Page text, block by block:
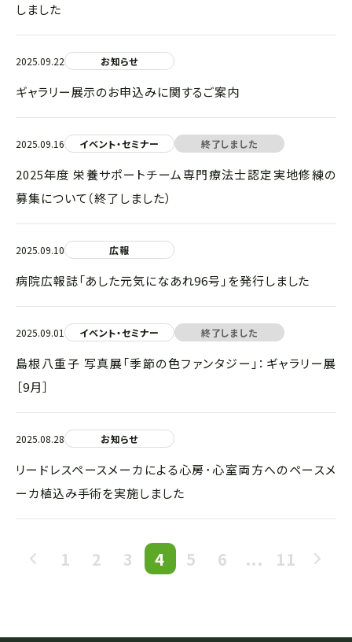
しました
2025.09.22 お知らせ
ギャラリー展示のお申込みに関するご案内
2025.09.16 イベント・セミナー 終了しました
2025年度 栄養サポートチーム専門療法士認定実地修練の
募集について（終了しました）
2025.09.10 広報
病院広報誌「あした元気になあれ96号」を発行しました
2025.09.01 イベント・セミナー 終了しました
島根八重子 写真展「季節の色ファンタジー」：ギャラリー展
［9月］
2025.08.28 お知らせ
リードレスペースメーカによる心房･心室両方へのペースメ
ーカ植込み手術を実施しました
1 2 3 4 5 6 ... 11